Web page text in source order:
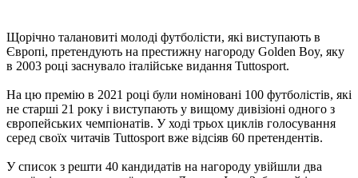
Щорічно талановиті молоді футболісти, які виступають в
Європі, претендують на престижну нагороду Golden Boy, яку
в 2003 році заснувало італійське видання Tuttosport.
На цю премію в 2021 році були номіновані 100 футболістів, які
не старші 21 року і виступають у вищому дивізіоні одного з
європейських чемпіонатів. У ході трьох циклів голосування
серед своїх читачів Tuttosport вже відсіяв 60 претендентів.
У список з решти 40 кандидатів на нагороду увійшли два